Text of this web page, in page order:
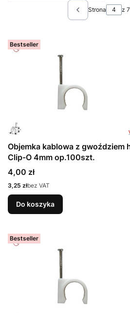
Poprzednie
Strona z 7
Bestseller
Objemka kablowa z gwoździem
Clip-O 4mm op.100szt.
Cena
4,00 zł
Cena
3,25 złbez VAT
Do koszyka
Bestseller